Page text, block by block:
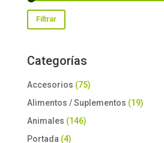
Filtrar
Categorías
Accesorios (75)
Alimentos / Suplementos (19)
Animales (146)
Portada (4)